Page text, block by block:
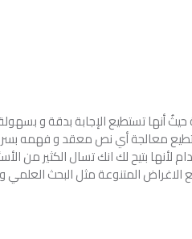
حيثُ أنها تستطيع الإجابة بدقة و
معالجة أي نص معقد و فهمه
بتيح لك انك تسال الكثير من
الاغراض المتنوعة مثل البحث